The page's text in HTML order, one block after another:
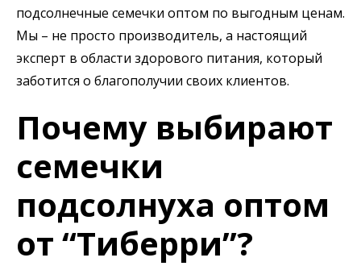
подсолнечные семечки оптом по выгодным ценам.
Мы – не просто производитель, а настоящий
эксперт в области здорового питания, который
заботится о благополучии своих клиентов.
Почему выбирают
семечки
подсолнуха оптом
от “Тиберри”?